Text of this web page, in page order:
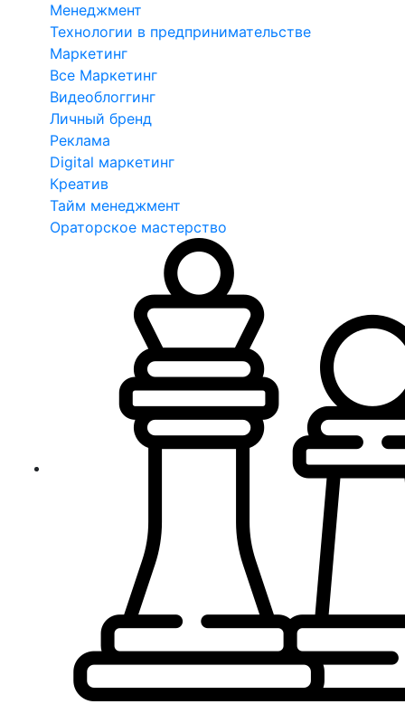
Менеджмент
Технологии в предпринимательстве
Маркетинг
Все Маркетинг
Видеоблоггинг
Личный бренд
Реклама
Digital маркетинг
Креатив
Тайм менеджмент
Ораторское мастерство